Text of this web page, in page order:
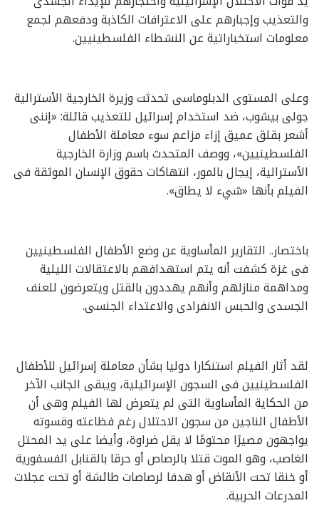
والتعذيب وإجبارهم على الاعترافات الكاذبة ودفعهم لجمع
معلومات استخباراتية عن النشطاء الفلسطينيين.
وعلى المستوى الدبلوماسى تحدثت وزيرة الخارجية الأسترالية
جولى بيشوب، ضد استخدام إسرائيل للتعذيب قائلة: «إننى
أشعر بقلق عميق إزاء مزاعم سوء معاملة الأطفال
الفلسطينيين»، ووصف المتحدث باسم وزارة الخارجية
الأسترالية، إيجال بالمور، انتهاكات حقوق الإنسان الموثقة فى
الفيلم بأنها «شيء لا يطاق».
باختصار.. التقارير المأساوية عن وضع الأطفال الفلسطينيين
فى غزة كشفت أنه يتم استهدافهم بالاعتقالات الليلية
ومداهمة منازلهم وأنهم يهددون بالقتل ويتعرضون للعنف
الجسدى والحبس الانفرادى والاعتداء الجنسى.
لقد أثار الفيلم استنكارا دوليا بشأن معاملة إسرائيل للأطفال
الفلسطينيين فى السجون الإسرائيلية، ويبقى الجانب الآخر
من الحكاية المأساوية التى لم يتعرض لها الفيلم وهى أن
الأطفال الناجين من سجون الاحتلال رغم فظاعته وقسوته
يواجهون مصيرًا محتومًا لا يقل ضراوة، وأيضا على يد المحتل
الغاصب، وهو الموت قتلا بالرصاص أو حرقا بالقنابل الفسفورية
أو خنقا تحت الأنقاض أو هدفا لرصاصات طائشة أو تحت عجلات
المدرعات الحربية.